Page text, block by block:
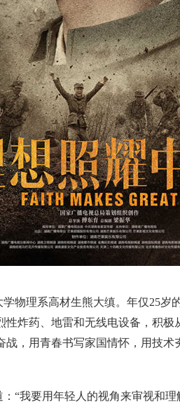
物理系高材生熊大缜。年仅25岁
炸药、地雷和无线电设备，积
，用青春书写家国情怀，用技术
“我要用年轻人的视角来审视和